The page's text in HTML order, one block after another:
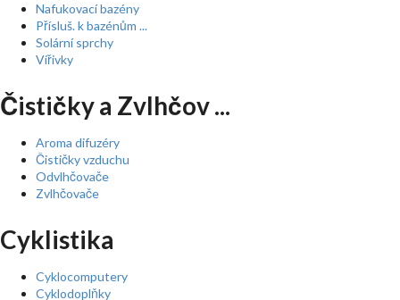
Nafukovací bazény
Přísluš. k bazénům ...
Solární sprchy
Vířivky
Čističky a Zvlhčov ...
Aroma difuzéry
Čističky vzduchu
Odvlhčovače
Zvlhčovače
Cyklistika
Cyklocomputery
Cyklodoplňky